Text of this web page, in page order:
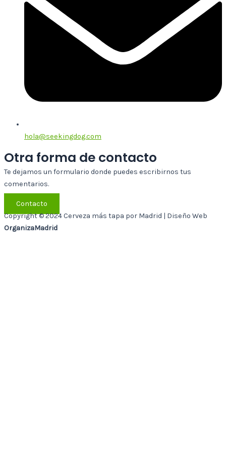
hola@seekingdog.com
Otra forma de contacto
Te dejamos un formulario donde puedes escribirnos tus
comentarios.
Contacto
Copyright © 2024 Cerveza más tapa por Madrid | Diseño Web
OrganizaMadrid